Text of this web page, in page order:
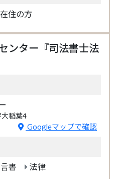
住の方
ンター『司法書士法
大稲葉4
Googleマップで確認
書 法律